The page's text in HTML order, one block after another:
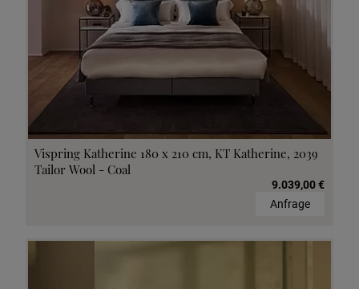
Vispring Katherine 180 x 210 cm, KT Katherine, 2039
Tailor Wool - Coal
9.039,00 €
Anfrage